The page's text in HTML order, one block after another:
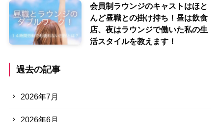
会員制ラウンジのキャストはほと
んど昼職との掛け持ち！昼は飲食
店、夜はラウンジで働いた私の生
活スタイルを教えます！
過去の記事
2026年7月
2026年6月